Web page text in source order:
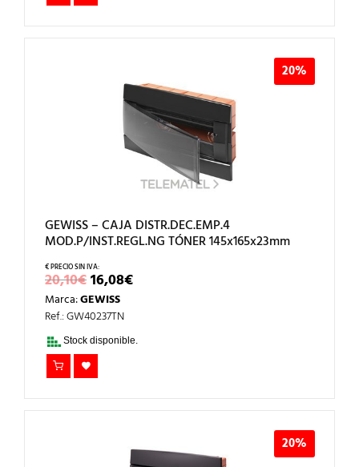
20%
GEWISS – CAJA DISTR.DEC.EMP.4
MOD.P/INST.REGL.NG TÓNER 145x165x23mm
20,10€EL
PRECIO
ORIGINAL
ERA:
20,10€.
16,08€EL
PRECIO
Marca:GEWISS
Ref.: GW40237TN
Stock disponible.
20%